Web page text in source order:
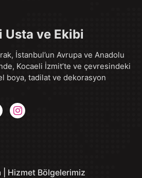
Usta ve Ekibi
İstanbul’un Avrupa ve Anadolu
Kocaeli İzmit’te ve çevresindeki
boya, tadilat ve dekorasyon
| Hizmet Bölgelerimiz